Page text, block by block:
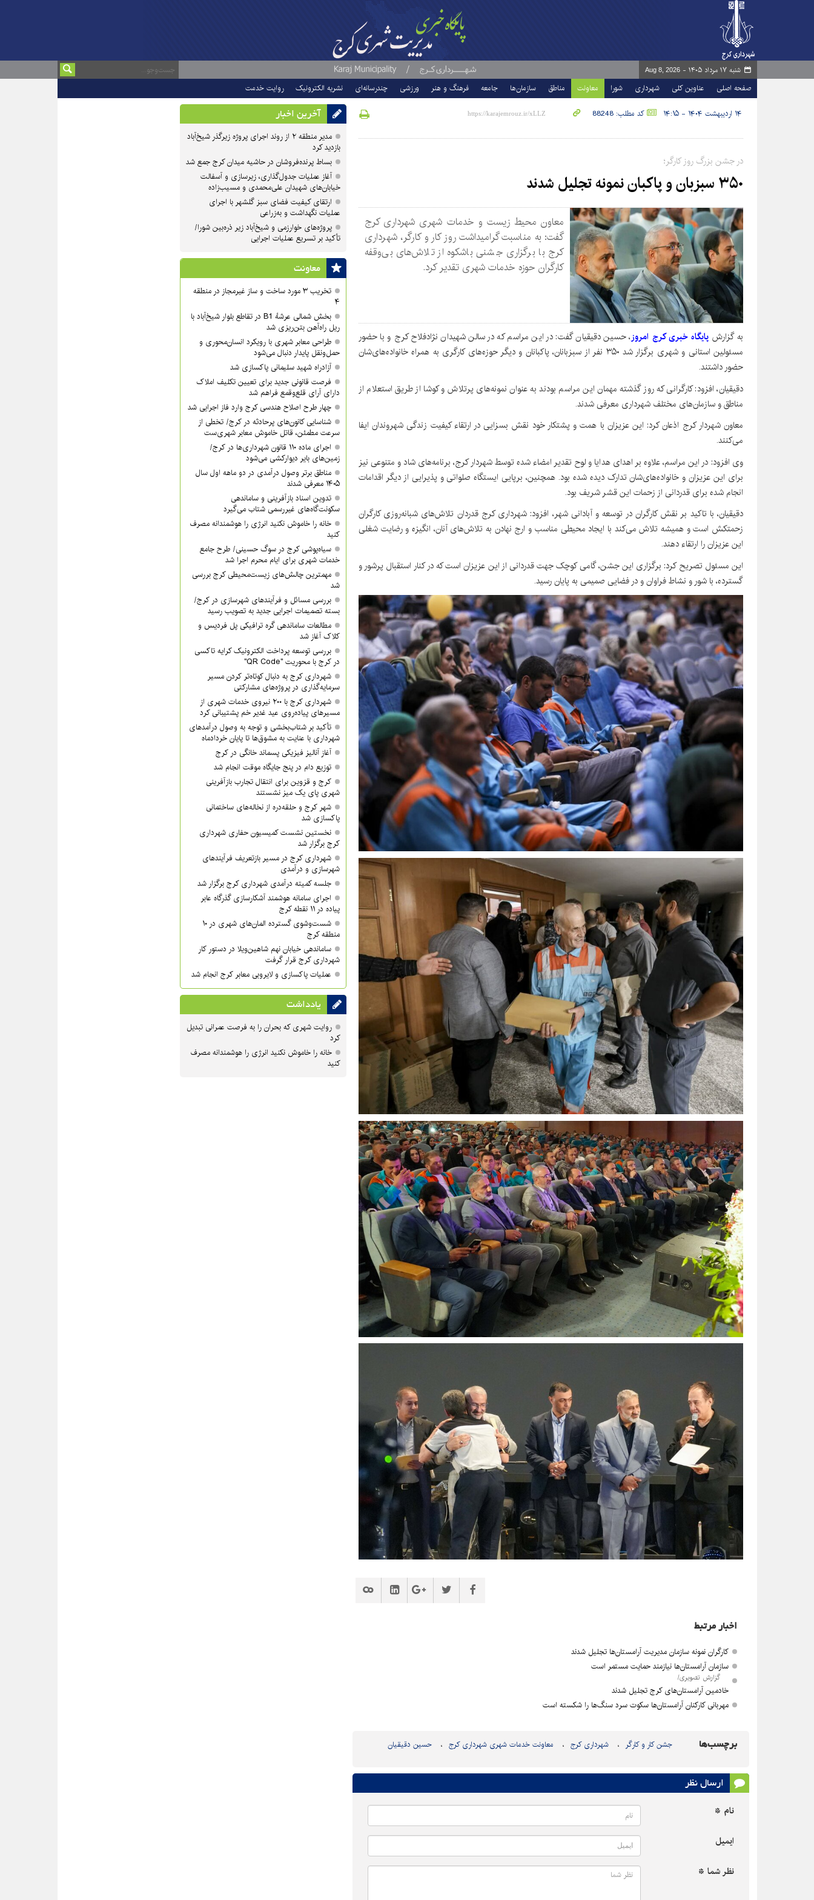
شنبه ۱۷ مرداد ۱۴۰۵ - Aug 8, 2026
صفحه اصلی عناوین کلی شهرداری شورا معاونت مناطق سازمان‌ها جامعه فرهنگ و هنر ورزشی چندرسانه‌ای نشریه الکترونیک روایت خدمت
۱۴ اردیبهشت ۱۴۰۴ - ۱۴:۱۵ کد مطلب: 88248
در جشن بزرگ روز کارگر؛
۳۵۰ سبزبان و پاکبان نمونه تجلیل شدند
معاون محیط زیست و خدمات شهری شهرداری کرج
گفت: به مناسبت گرامیداشت روز کار و کارگر، شهرداری
کرج با برگزاری جشنی باشکوه از تلاش‌های بی‌وقفه
کارگران حوزه خدمات شهری تقدیر کرد.
به گزارش پایگاه خبری کرج امروز، حسین دقیقیان گفت: در این مراسم که در سالن شهیدان نژادفلاح کرج و با حضور
مسئولین استانی و شهری برگزار شد ۳۵۰ نفر از سبزبانان، پاکبانان و دیگر حوزه‌های کارگری به همراه خانواده‌های‌شان
حضور داشتند.
دقیقیان، افزود: کارگرانی که روز گذشته مهمان این مراسم بودند به عنوان نمونه‌های پرتلاش و کوشا از طریق استعلام از
مناطق و سازمان‌های مختلف شهرداری معرفی شدند.
معاون شهردار کرج اذعان کرد: این عزیزان با همت و پشتکار خود نقش بسزایی در ارتقاء کیفیت زندگی شهروندان ایفا
می‌کنند.
وی افزود: در این مراسم، علاوه بر اهدای هدایا و لوح تقدیر امضاء شده توسط شهردار کرج، برنامه‌های شاد و متنوعی نیز
برای این عزیزان و خانواده‌های‌شان تدارک دیده شده بود. همچنین، برپایی ایستگاه صلواتی و پذیرایی از دیگر اقدامات
انجام شده برای قدردانی از زحمات این قشر شریف بود.
دقیقیان، با تاکید بر نقش کارگران در توسعه و آبادانی شهر، افزود: شهرداری کرج قدردان تلاش‌های شبانه‌روزی کارگران
زحمتکش است و همیشه تلاش می‌کند با ایجاد محیطی مناسب و ارج نهادن به تلاش‌های آنان، انگیزه و رضایت شغلی
این عزیزان را ارتقاء دهند.
این مسئول تصریح کرد: برگزاری این جشن، گامی کوچک جهت قدردانی از این عزیزان است که در کنار استقبال پرشور و
گسترده، با شور و نشاط فراوان و در فضایی صمیمی به پایان رسید.
اخبار مرتبط
کارگران نمونه سازمان مدیریت آرامستان‌ها تجلیل شدند
سازمان آرامستان‌ها نیازمند حمایت مستمر است
گزارش تصویری/
خادمین آرامستان‌های کرج تجلیل شدند
مهربانی کارکنان آرامستان‌ها سکوت سرد سنگ‌ها را شکسته است
برچسب‌ها جشن کار و کارگر شهرداری کرج معاونت خدمات شهری شهرداری کرج حسین دقیقیان
ارسال نظر
نام *
ایمیل
نظر شما *
آخرین اخبار
مدیر منطقه ۲ از روند اجرای پروژه زیرگذر شیخ‌آباد
بازدید کرد
بساط پرنده‌فروشان در حاشیه میدان کرج جمع شد
آغاز عملیات جدول‌گذاری، زیرسازی و آسفالت
خیابان‌های شهیدان علی‌محمدی و مسیب‌زاده
ارتقای کیفیت فضای سبز گلشهر با اجرای
عملیات نگهداشت و به‌زراعی
پروژه‌های خوارزمی و شیخ‌آباد زیر ذره‌بین شورا/
تأکید بر تسریع عملیات اجرایی
معاونت
تخریب ۳ مورد ساخت و ساز غیرمجاز در منطقه
۴
بخش شمالی عرشهٔ B1 در تقاطع بلوار شیخ‌آباد با
ریل راه‌آهن بتن‌ریزی شد
طراحی معابر شهری با رویکرد انسان‌محوری و
حمل‌ونقل پایدار دنبال می‌شود
آزادراه شهید سلیمانی پاکسازی شد
فرصت قانونی جدید برای تعیین تکلیف املاک
دارای آرای قلع‌وقمع فراهم شد
چهار طرح اصلاح هندسی کرج وارد فاز اجرایی شد
شناسایی کانون‌های پرحادثه در کرج/ تخطی از
سرعت مطمئن، قاتل خاموش معابر شهری‌ست
اجرای ماده ۱۱۰ قانون شهرداری‌ها در کرج/
زمین‌های بایر دیوارکشی می‌شود
مناطق برتر وصول درآمدی در دو ماهه اول سال
۱۴۰۵ معرفی شدند
تدوین اسناد بازآفرینی و ساماندهی
سکونت‌گاه‌های غیررسمی شتاب می‌گیرد
خانه را خاموش نکنید انرژی را هوشمندانه مصرف
کنید
سیاه‌پوشی کرج در سوگ حسینی/ طرح جامع
خدمات شهری برای ایام محرم اجرا شد
مهمترین چالش‌های زیست‌محیطی کرج بررسی
شد
بررسی مسائل و فرآیندهای شهرسازی در کرج/
بسته تصمیمات اجرایی جدید به تصویب رسید
مطالعات ساماندهی گره ترافیکی پل فردیس و
کلاک آغاز شد
بررسی توسعه پرداخت الکترونیک کرایه تاکسی
در کرج با محوریت "QR Code"
شهرداری کرج به دنبال کوتاه‌تر کردن مسیر
سرمایه‌گذاری در پروژه‌های مشارکتی
شهرداری کرج با ۲۰۰ نیروی خدمات شهری از
مسیرهای پیاده‌روی عید غدیر خم پشتیبانی کرد
تأکید بر شتاب‌بخشی و توجه به وصول درآمدهای
شهرداری با عنایت به مشوق‌ها تا پایان خردادماه
آغاز آنالیز فیزیکی پسماند خانگی در کرج
توزیع دام در پنج جایگاه موقت انجام شد
کرج و قزوین برای انتقال تجارب بازآفرینی
شهری پای یک میز نشستند
شهر کرج و حلقه‌دره از نخاله‌های ساختمانی
پاکسازی شد
نخستین نشست کمیسیون حفاری شهرداری
کرج برگزار شد
شهرداری کرج در مسیر بازتعریف فرآیندهای
شهرسازی و درآمدی
جلسه کمیته درآمدی شهرداری کرج برگزار شد
اجرای سامانه هوشمند آشکارسازی گذرگاه عابر
پیاده در ۱۱ نقطه کرج
شست‌وشوی گسترده المان‌های شهری در ۱۰
منطقه کرج
ساماندهی خیابان نهم شاهین‌ویلا در دستور کار
شهرداری کرج قرار گرفت
عملیات پاکسازی و لایروبی معابر کرج انجام شد
یادداشت
روایت شهری که بحران را به فرصت عمرانی تبدیل
کرد
خانه را خاموش نکنید انرژی را هوشمندانه مصرف
کنید